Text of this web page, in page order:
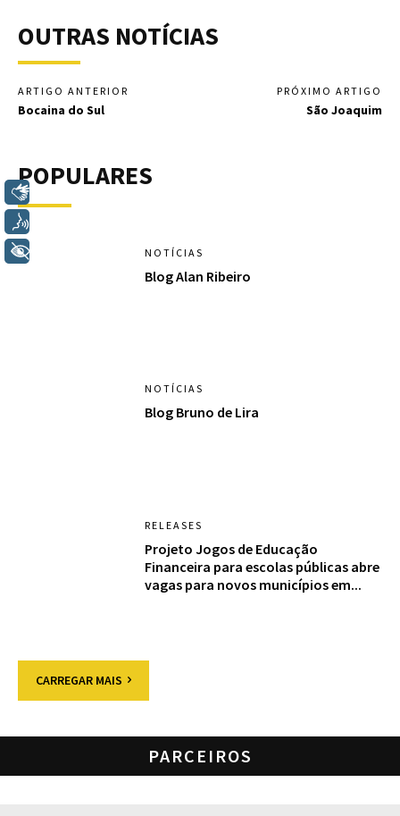
OUTRAS NOTÍCIAS
ARTIGO ANTERIOR
Bocaina do Sul
PRÓXIMO ARTIGO
São Joaquim
POPULARES
NOTÍCIAS
Blog Alan Ribeiro
NOTÍCIAS
Blog Bruno de Lira
RELEASES
Projeto Jogos de Educação
Financeira para escolas públicas abre
vagas para novos municípios em...
CARREGAR MAIS
PARCEIROS
+ Acessibilidade